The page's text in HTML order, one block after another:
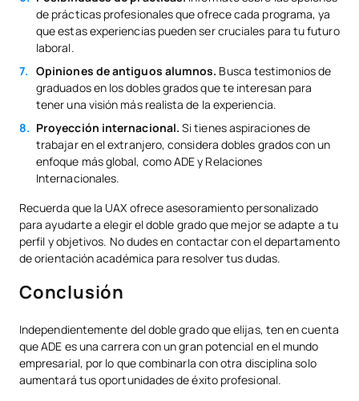
de prácticas profesionales que ofrece cada programa, ya
que estas experiencias pueden ser cruciales para tu futuro
laboral.
Opiniones de antiguos alumnos. Busca testimonios de
graduados en los dobles grados que te interesan para
tener una visión más realista de la experiencia.
Proyección internacional. Si tienes aspiraciones de
trabajar en el extranjero, considera dobles grados con un
enfoque más global, como ADE y Relaciones
Internacionales.
Recuerda que la UAX ofrece asesoramiento personalizado
para ayudarte a elegir el doble grado que mejor se adapte a tu
perfil y objetivos. No dudes en contactar con el departamento
de orientación académica para resolver tus dudas.
Conclusión
Independientemente del doble grado que elijas, ten en cuenta
que ADE es una carrera con un gran potencial en el mundo
empresarial, por lo que combinarla con otra disciplina solo
aumentará tus oportunidades de éxito profesional.